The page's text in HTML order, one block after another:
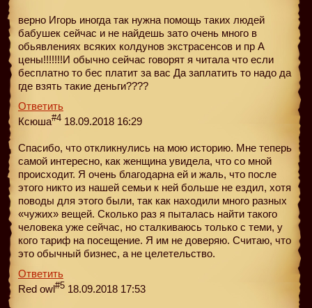
верно Игорь иногда так нужна помощь таких людей
бабушек сейчас и не найдешь зато очень много в
обьявлениях всяких колдунов экстрасенсов и пр А
цены!!!!!!!И обычно сейчас говорят я читала что если
бесплатно то бес платит за вас Да заплатить то надо да
где взять такие деньги????
Ответить
Ксюша#4 18.09.2018 16:29
Спасибо, что откликнулись на мою историю. Мне теперь
самой интересно, как женщина увидела, что со мной
происходит. Я очень благодарна ей и жаль, что после
этого никто из нашей семьи к ней больше не ездил, хотя
поводы для этого были, так как находили много разных
«чужих» вещей. Сколько раз я пыталась найти такого
человека уже сейчас, но сталкиваюсь только с теми, у
кого тариф на посещение. Я им не доверяю. Считаю, что
это обычный бизнес, а не целетельство.
Ответить
Red owl#5 18.09.2018 17:53